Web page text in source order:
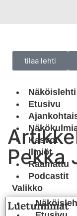
tilaa lehti
Näköislehti
Etusivu
Kasvot
Ilmiöt
Raamattu
Podcastit
Pekka
Luetuimmat